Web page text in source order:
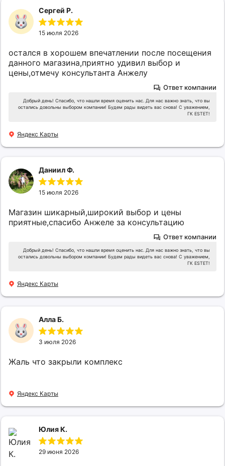
Сергей Р.
15 июля 2026
остался в хорошем впечатлении после посещения
данного магазина,приятно удивил выбор и
цены,отмечу консультанта Анжелу
Ответ компании
Добрый день! Спасибо, что нашли время оценить нас. Для нас важно знать, что вы
остались довольны выбором компании! Будем рады видеть вас снова! С уважением,
ГК ESTET!
Яндекс Карты
Даниил Ф.
15 июля 2026
Магазин шикарный,широкий выбор и цены
приятные,спасибо Анжеле за консультацию
Ответ компании
Добрый день! Спасибо, что нашли время оценить нас. Для нас важно знать, что вы
остались довольны выбором компании! Будем рады видеть вас снова! С уважением,
ГК ESTET!
Яндекс Карты
Алла Б.
3 июля 2026
Жаль что закрыли комплекс
Яндекс Карты
Юлия К.
29 июня 2026